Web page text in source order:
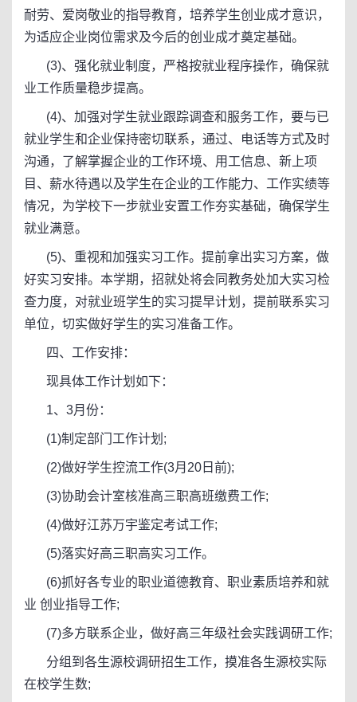
耐劳、爱岗敬业的指导教育，培养学生创业成才意识，
为适应企业岗位需求及今后的创业成才奠定基础。
(3)、强化就业制度，严格按就业程序操作，确保就
业工作质量稳步提高。
(4)、加强对学生就业跟踪调查和服务工作，要与已
就业学生和企业保持密切联系，通过、电话等方式及时
沟通，了解掌握企业的工作环境、用工信息、新上项
目、薪水待遇以及学生在企业的工作能力、工作实绩等
情况，为学校下一步就业安置工作夯实基础，确保学生
就业满意。
(5)、重视和加强实习工作。提前拿出实习方案，做
好实习安排。本学期，招就处将会同教务处加大实习检
查力度，对就业班学生的实习提早计划，提前联系实习
单位，切实做好学生的实习准备工作。
四、工作安排：
现具体工作计划如下：
1、3月份：
(1)制定部门工作计划;
(2)做好学生控流工作(3月20日前);
(3)协助会计室核准高三职高班缴费工作;
(4)做好江苏万宇鉴定考试工作;
(5)落实好高三职高实习工作。
(6)抓好各专业的职业道德教育、职业素质培养和就
业 创业指导工作;
(7)多方联系企业，做好高三年级社会实践调研工作;
分组到各生源校调研招生工作，摸准各生源校实际
在校学生数;